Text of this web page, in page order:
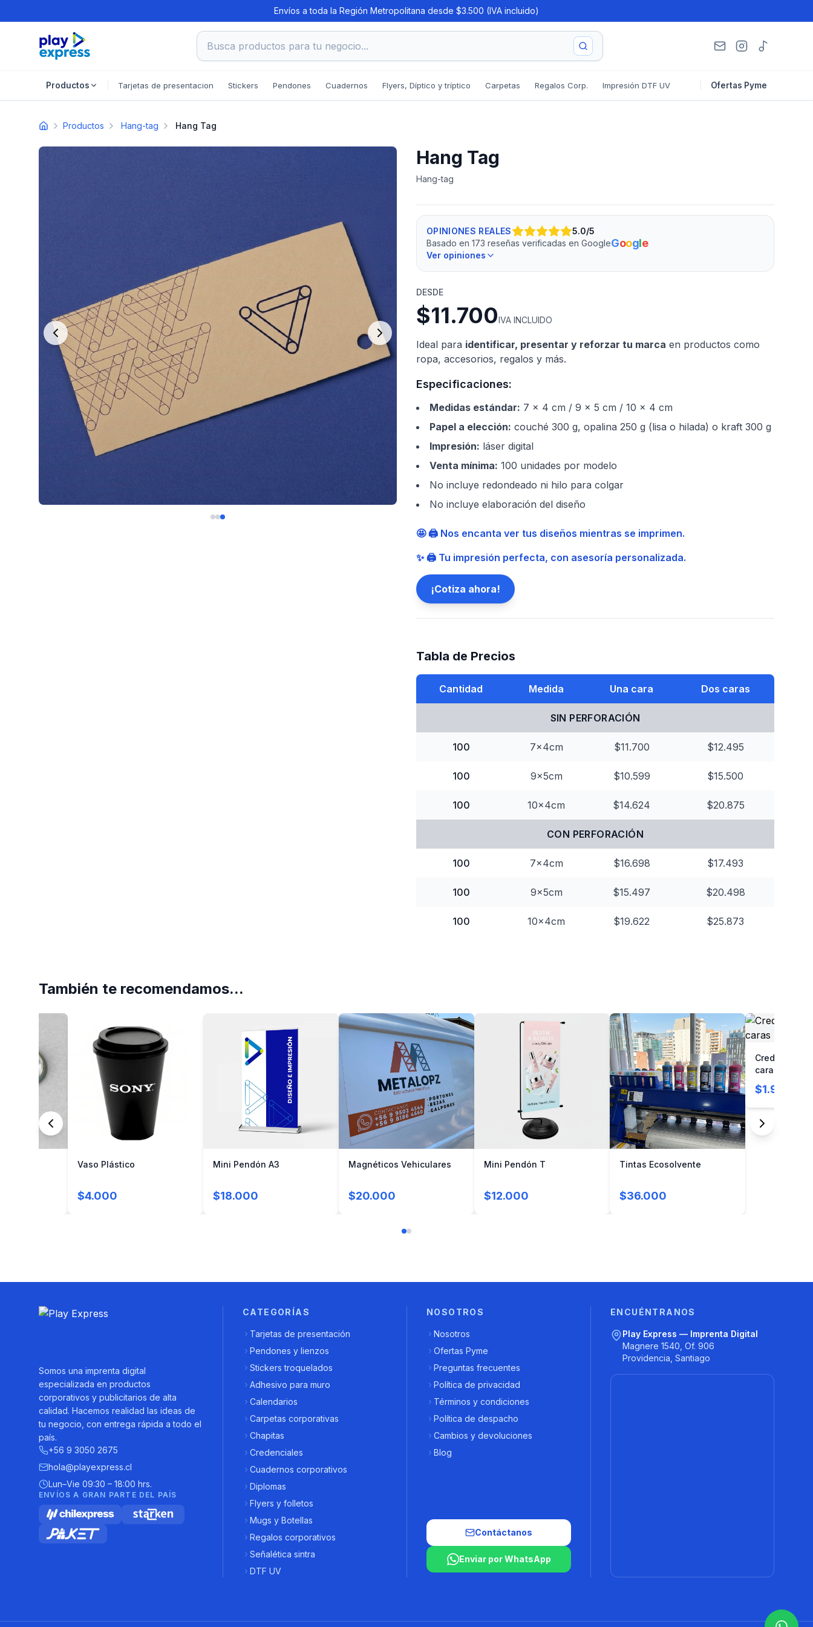
Envíos a toda la Región Metropolitana desde $3.500 (IVA incluido)
Busca productos para tu negocio...
Productos Tarjetas de presentacion Stickers Pendones Cuadernos Flyers, Díptico y tríptico Carpetas Regalos Corp. Impresión DTF UV Ofertas Pyme
Productos Hang-tag Hang Tag
Hang Tag
Hang-tag
OPINIONES REALES 5.0/5
Basado en 173 reseñas verificadas en GoogleGoogle
Ver opiniones
DESDE
$11.700IVA INCLUIDO
Ideal para identificar, presentar y reforzar tu marca en productos como
ropa, accesorios, regalos y más.
Especificaciones:
Medidas estándar: 7 x 4 cm / 9 x 5 cm / 10 x 4 cm
Papel a elección: couché 300 g, opalina 250 g (lisa o hilada) o kraft 300 g
Impresión: láser digital
Venta mínima: 100 unidades por modelo
No incluye redondeado ni hilo para colgar
No incluye elaboración del diseño
🤩 🖨️ Nos encanta ver tus diseños mientras se imprimen.
✨ 🖨️ Tu impresión perfecta, con asesoría personalizada.
¡Cotiza ahora!
Tabla de Precios
Cantidad Medida Una cara Dos caras
SIN PERFORACIÓN
100 7x4cm $11.700 $12.495
100 9x5cm $10.599 $15.500
100 10x4cm $14.624 $20.875
CON PERFORACIÓN
100 7x4cm $16.698 $17.493
100 9x5cm $15.497 $20.498
100 10x4cm $19.622 $25.873
También te recomendamos...
Vaso Plástico
$4.000
Mini Pendón A3
$18.000
Magnéticos Vehiculares
$20.000
Mini Pendón T
$12.000
Tintas Ecosolvente
$36.000
caras
$1.900
Somos una imprenta digital
especializada en productos
corporativos y publicitarios de alta
calidad. Hacemos realidad las ideas de
tu negocio, con entrega rápida a todo el
país.
+56 9 3050 2675
hola@playexpress.cl
Lun–Vie 09:30 – 18:00 hrs.
ENVÍOS A GRAN PARTE DEL PAÍS
CATEGORÍAS
Tarjetas de presentación
Pendones y lienzos
Stickers troquelados
Adhesivo para muro
Calendarios
Carpetas corporativas
Chapitas
Credenciales
Cuadernos corporativos
Diplomas
Flyers y folletos
Mugs y Botellas
Regalos corporativos
Señalética sintra
DTF UV
NOSOTROS
Nosotros
Ofertas Pyme
Preguntas frecuentes
Política de privacidad
Términos y condiciones
Política de despacho
Cambios y devoluciones
Blog
Contáctanos
Enviar por WhatsApp
ENCUÉNTRANOS
Play Express — Imprenta Digital
Magnere 1540, Of. 906
Providencia, Santiago